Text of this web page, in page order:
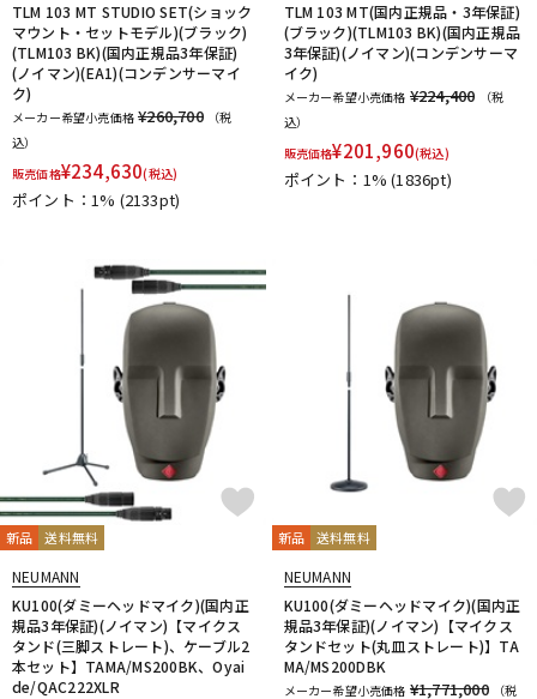
TLM 103 MT STUDIO SET(ショック
マウント・セットモデル)(ブラック)
(TLM103 BK)(国内正規品3年保証)
(ノイマン)(EA1)(コンデンサーマイ
ク)
メーカー希望小売価格 ¥260,700
（税
込）
販売価格¥234,630(税込)
ポイント：1% (2133pt)
TLM 103 MT(国内正規品・3年保証)
(ブラック)(TLM103 BK)(国内正規品
3年保証)(ノイマン)(コンデンサーマ
イク)
メーカー希望小売価格 ¥224,400
（税
込）
販売価格¥201,960(税込)
ポイント：1%(1836pt)
新品 送料無料
NEUMANN
KU100(ダミーヘッドマイク)(国内正
規品3年保証)(ノイマン)【マイクス
タンド(三脚ストレート)、ケーブル2
本セット】TAMA/MS200BK、Oyai
de/QAC222XLR
新品 送料無料
NEUMANN
KU100(ダミーヘッドマイク)(国内正
規品3年保証)(ノイマン)【マイクス
タンドセット(丸皿ストレート)】TA
MA/MS200DBK
メーカー希望小売価格 ¥1,771,000
（税